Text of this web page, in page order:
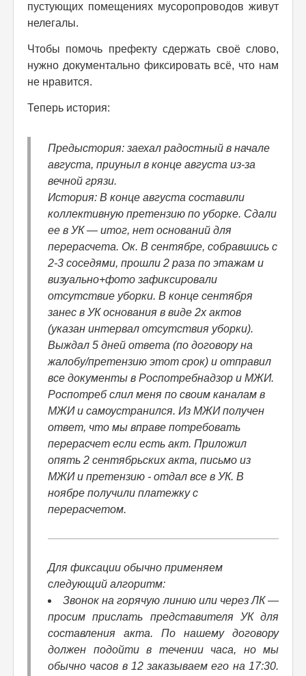
пустующих помещениях мусоропроводов живут
нелегалы.
Чтобы помочь префекту сдержать своё слово,
нужно документально фиксировать всё, что нам
не нравится.
Теперь история:
Предыстория: заехал радостный в начале
августа, приуныл в конце августа из-за
вечной грязи.
История: В конце августа составили
коллективную претензию по уборке. Сдали
ее в УК — итог, нет оснований для
перерасчета. Ок. В сентябре, собравшись с
2-3 соседями, прошли 2 раза по этажам и
визуально+фото зафиксировали
отсутствие уборки. В конце сентября
занес в УК основания в виде 2х актов
(указан интервал отсутствия уборки).
Выждал 5 дней ответа (по договору на
жалобу/претензию этот срок) и отправил
все документы в Роспотребнадзор и МЖИ.
Роспотреб слил меня по своим каналам в
МЖИ и самоустранился. Из МЖИ получен
ответ, что мы вправе потребовать
перерасчет если есть акт. Приложил
опять 2 сентябрьских акта, письмо из
МЖИ и претензию - отдал все в УК. В
ноябре получили платежку с
перерасчетом.
Для фиксации обычно применяем
следующий алгоритм:
Звонок на горячую линию или через ЛК —
просим прислать представителя УК для
составления акта. По нашему договору
должен подойти в течении часа, но мы
обычно часов в 12 заказываем его на 17:30.